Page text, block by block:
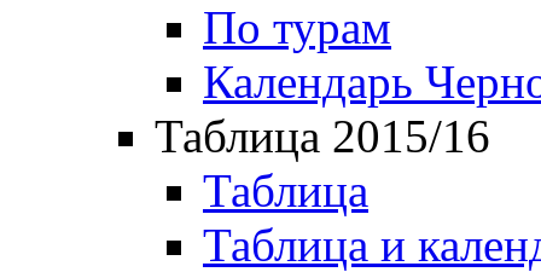
По турам
Календарь
Таблица 2015/16
Таблица
Таблица и